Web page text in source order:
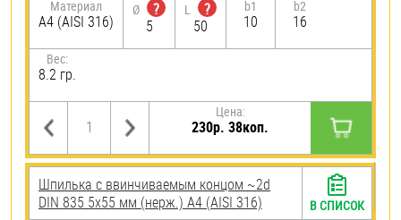
Материал
A4 (AISI 316)
Ø
?
5
L
?
50
b1
10
b2
16
Вес:
8.2 гр.
Цена:
230р. 38коп.
Шпилька c ввинчиваемым концом ~2d
DIN 835 5х55 мм (нерж.) A4 (AISI 316)
В СПИСОК